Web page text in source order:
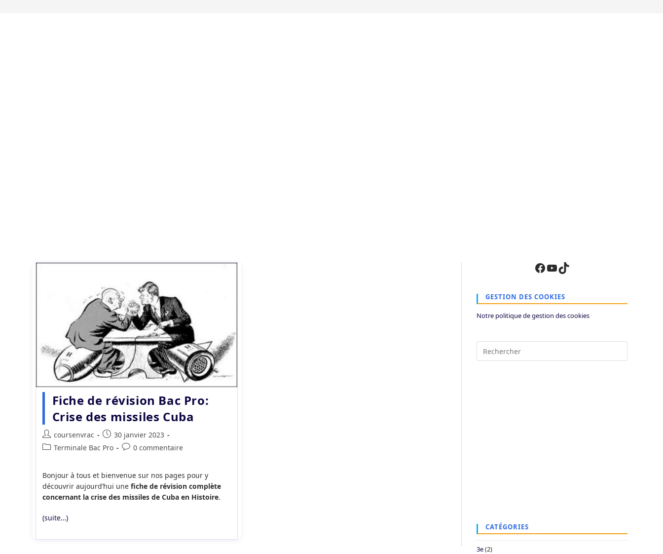
Fiche de révision Bac Pro:
Crise des missiles Cuba
Auteur/autrice
de
coursenvrac
Publication
publiée :
30 janvier 2023
PostTerminale Bac Pro
Commentaires
publication :
0 commentaire
Bonjour à tous et bienvenue sur nos pages pour y
découvrir aujourd’hui une fiche de révision complète
concernant la crise des missiles de Cuba en Histoire.
(suite…)
Facebook
YouTube
TikTok
GESTION DES COOKIES
Notre politique de gestion des cookies
Escape
CATÉGORIES
3e(2)